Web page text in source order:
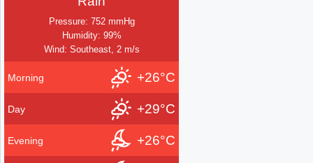
Pressure: 752 mmHg
Humidity: 99%
Wind: Southeast, 2 m/s
Morning +26°C
Day +29°C
Evening +26°C